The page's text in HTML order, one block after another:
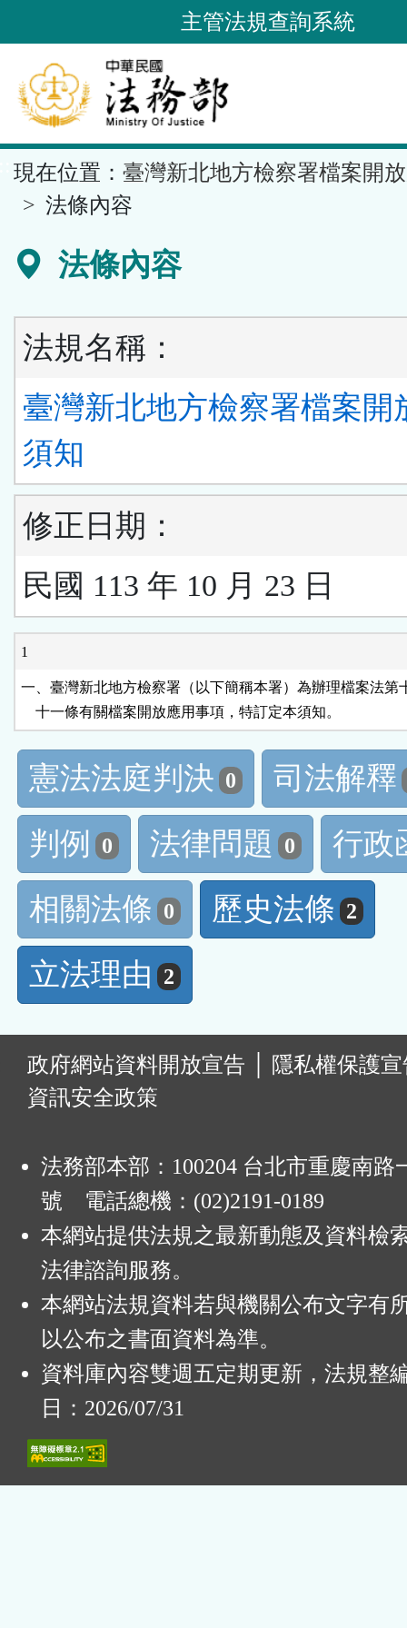
到
要
內
容
區
塊
主管法規查詢系統
現在位置： 臺灣新北地方檢察署檔案開
法條內容
法條內容
法規名稱：
臺灣新北地方檢察署檔案開
須知
修正日期：
民國 113 年 10 月 23 日
1
一、臺灣新北地方檢察署（以下簡稱本署）為辦理檔案法第
    十一條有關檔案開放應用事項，特訂定本須知。
憲法法庭判決 0
司法解釋
判例
0 法律問題 0
行政
相關法條 0 歷史法條 2
立法理由 2
政府網站資料開放宣告
隱私權保護
資訊安全政策
法務部本部：100204 台北市重慶南路
號 電話總機：(02)2191-0189
本網站提供法規之最新動態及資料檢
法律諮詢服務。
本網站法規資料若與機關公布文字有
以公布之書面資料為準。
資料庫內容雙週五定期更新，法規整
日：2026/07/31